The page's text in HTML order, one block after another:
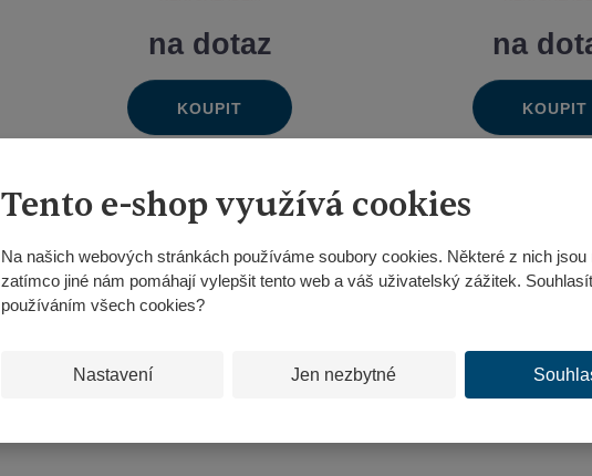
Tento e-shop využívá cookies
Na našich webových stránkách používáme soubory cookies. Některé z nich jsou
zatímco jiné nám pomáhají vylepšit tento web a váš uživatelský zážitek.
používáním všech cookies?
Nastavení Jen nezbytné
na dotaz
Změnit
Navýšit
množství
Snížit
Ks
KOUPIT
na
Ks
KOUPIT